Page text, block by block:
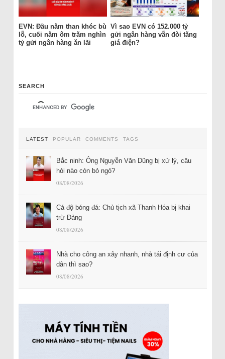
EVN: Đầu năm than khóc bù
lỗ, cuối năm ôm trăm nghìn
tỷ gửi ngân hàng ăn lãi
Vì sao EVN có 152.000 tỷ
gửi ngân hàng vẫn đòi tăng
giá điện?
SEARCH
LATEST POPULAR COMMENTS TAGS
Bắc ninh: Ông Nguyễn Văn Dũng bị xử lý, câu
hỏi nào còn bỏ ngỏ?
08/08/2026
Cá độ bóng đá: Chủ tịch xã Thanh Hóa bị khai
trừ Đảng
08/08/2026
Nhà cho công an xây nhanh, nhà tái định cư của
dân thì sao?
08/08/2026